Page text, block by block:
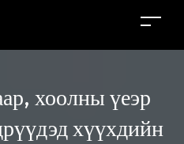
хоолны үеэр
хүүхдийн